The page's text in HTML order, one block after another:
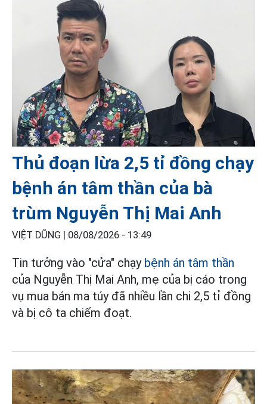
Thủ đoạn lừa 2,5 tỉ đồng chạy
bệnh án tâm thần của bà
trùm Nguyễn Thị Mai Anh
VIỆT DŨNG | 08/08/2026 - 13:49
Tin tưởng vào "cửa" chạy bệnh án tâm thần
của Nguyễn Thị Mai Anh, mẹ của bị cáo trong
vụ mua bán ma túy đã nhiều lần chi 2,5 tỉ đồng
và bị cô ta chiếm đoạt.